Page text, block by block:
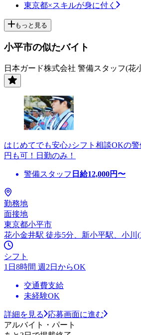
東京都×スキルが身に付く
もっと見る
小平市の似たバイト
日本ガード株式会社 警備スタッフ(花
はじめてでも安心♪シフト相談OKの
円も可！日勤のみ！
警備スタッフ 日給12,000円〜
勤務地
面接地
東京都小平市
花小金井駅 徒歩5分、新小平駅、小川
シフト
1日8時間 週2日からOK
交通費支給
未経験OK
詳細を見る
応募画面に進む
アルバイト・パート